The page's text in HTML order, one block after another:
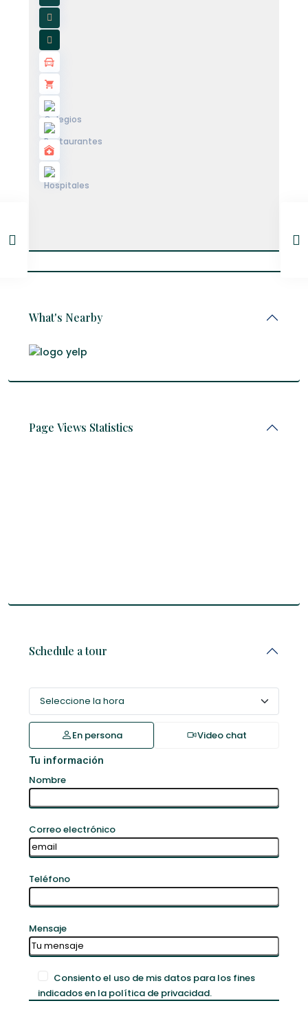
What's Nearby
Page Views Statistics
Schedule a tour
En persona Video chat
Tu información
Nombre
Correo electrónico
Teléfono
Mensaje
Consiento el uso de mis datos para los fines
indicados en la política de privacidad.